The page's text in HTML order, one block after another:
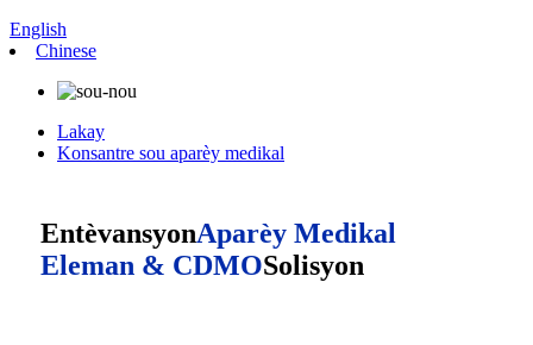
English
Chinese
Lakay
Konsantre sou aparèy medikal
EntèvansyonAparèy Medikal
Eleman & CDMOSolisyon